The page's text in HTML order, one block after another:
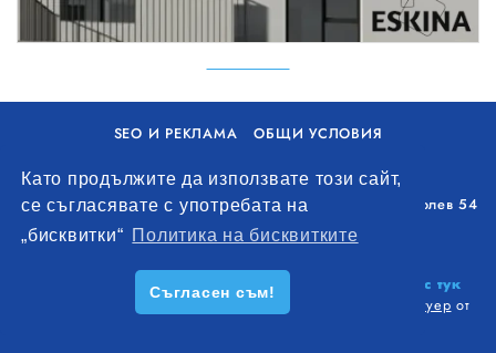
Като продължите да използвате този сайт,
се съгласявате с употребата на
„бисквитки“ Политика на бисквитките
Съгласен съм!
SEO И РЕКЛАМА
ОБЩИ УСЛОВИЯ
Уолоу Интернешънъл ЕООД, гр. Варна, бул. Генерал Колев 54
+359 893 621 112
office@remontna-brigada.com
Създай профил на своя строителен бизнес тук
. Всички права запазени. Изработка на софтуер от